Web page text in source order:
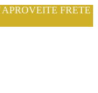
FRETE